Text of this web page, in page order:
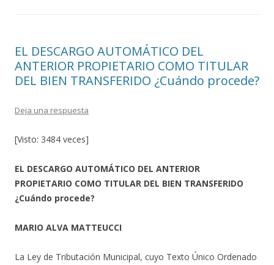
EL DESCARGO AUTOMÁTICO DEL
ANTERIOR PROPIETARIO COMO TITULAR
DEL BIEN TRANSFERIDO ¿Cuándo procede?
Deja una respuesta
[Visto: 3484 veces]
EL DESCARGO AUTOMÁTICO DEL ANTERIOR
PROPIETARIO COMO TITULAR DEL BIEN TRANSFERIDO
¿Cuándo procede?
MARIO ALVA MATTEUCCI
La Ley de Tributación Municipal, cuyo Texto Único Ordenado